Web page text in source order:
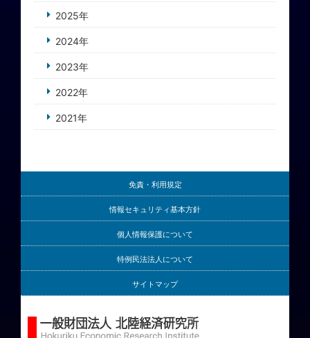
2025年
2024年
2023年
2022年
2021年
免責・利用規定
情報セキュリティ基本方針
個人情報保護について
特例民法法人について
サイトマップ